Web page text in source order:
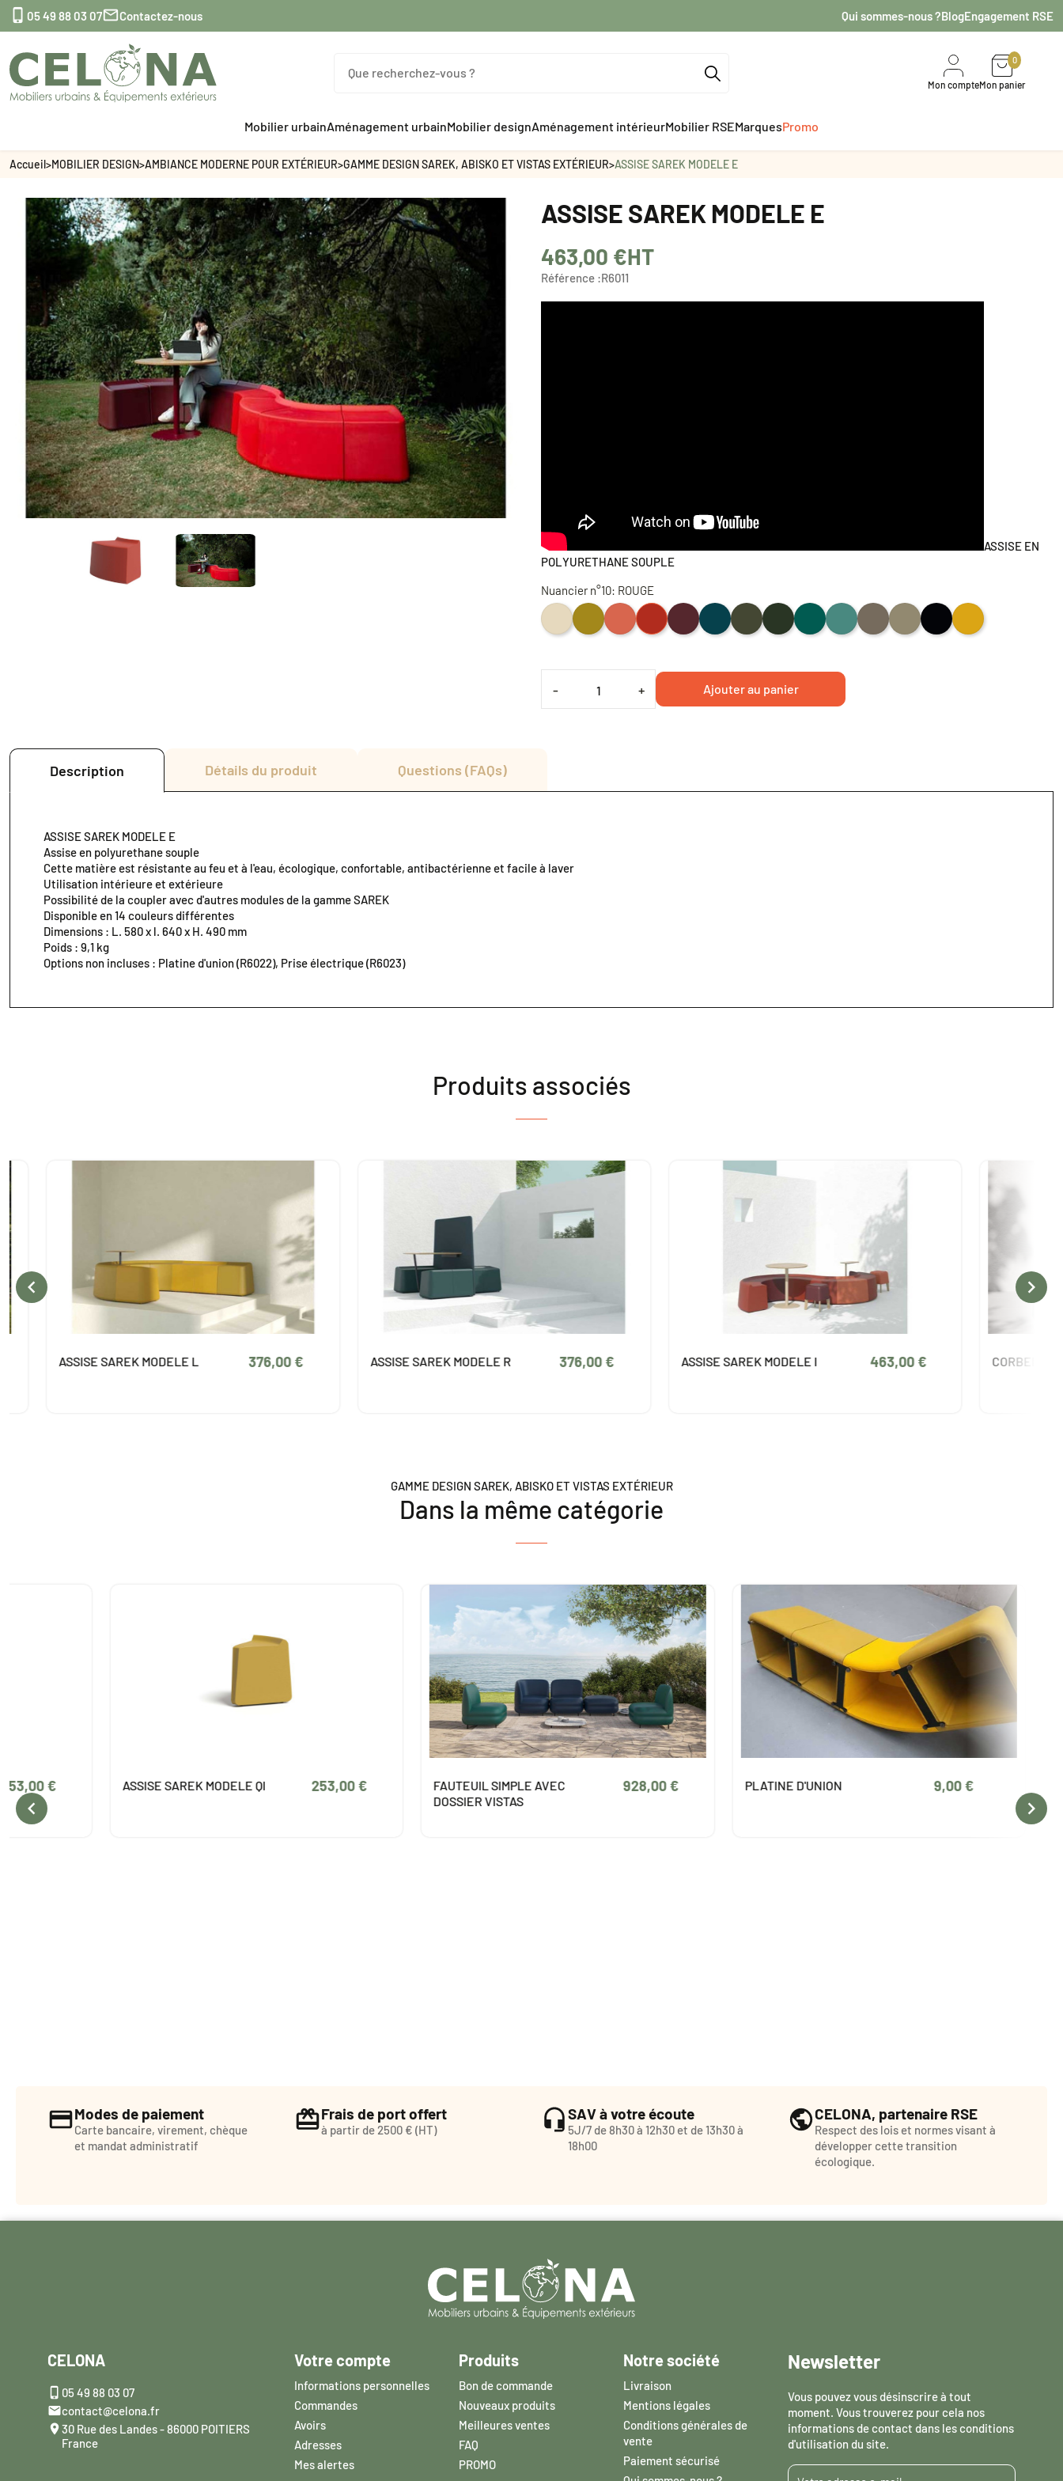
 05 49 88 03 07Contactez-nous Qui sommes-nous ?BlogEngagement RSE
Mon compte
0
Mon panier
Mobilier urbainAménagement urbainMobilier designAménagement intérieurMobilier RSEMarquesPromo
Accueil>MOBILIER DESIGN>AMBIANCE MODERNE POUR EXTÉRIEUR>GAMME DESIGN SAREK, ABISKO ET VISTAS EXTÉRIEUR>ASSISE SAREK MODELE E
ASSISE SAREK MODELE E
463,00 €HT
Référence :R6011
ASSISE EN
POLYURETHANE SOUPLE
Nuancier n°10: ROUGE
SABLEOLIVECORAILROUGEAUBERGINEBLEU OCEAN
KAKI VERT SAPINBLEU D'EAUTURQUOISE
PIERRETAUPENOIR MOUTARDE
- + Ajouter au panier
Description Détails du produit Questions (FAQs)
ASSISE SAREK MODELE E
Assise en polyurethane souple
Cette matière est résistante au feu et à l'eau, écologique, confortable, antibactérienne et facile à laver
Utilisation intérieure et extérieure
Possibilité de la coupler avec d'autres modules de la gamme SAREK
Disponible en 14 couleurs différentes
Dimensions : L. 580 x l. 640 x H. 490 mm
Poids : 9,1 kg
Options non incluses : Platine d'union (R6022), Prise électrique (R6023)
Produits associés
ASSISE SAREK MODELE L 376,00 € ASSISE SAREK MODELE R 376,00 € ASSISE SAREK MODELE I 463,00 € CORBEILLE SAREK
 
GAMME DESIGN SAREK, ABISKO ET VISTAS EXTÉRIEUR
Dans la même catégorie
ASSISE SAREK MODELE QI 253,00 €
FAUTEUIL SIMPLE AVEC
928,00 € PLATINE D'UNION 9,00 €
PACK N°2 VISTAS -
ASSISES CONFORT
 
Modes de paiement
Carte bancaire, virement, chèque
et mandat administratif
Frais de port offert
à partir de 2500 € (HT)
SAV à votre écoute
5J/7 de 8h30 à 12h30 et de 13h30 à
18h00
CELONA, partenaire RSE
Respect des lois et normes visant à
développer cette transition
écologique.
CELONA
 05 49 88 03 07
contact@celona.fr
30 Rue des Landes - 86000 POITIERS
France
Votre compte
Informations personnelles
Commandes
Avoirs
Adresses
Mes alertes
Produits
Bon de commande
Nouveaux produits
Meilleures ventes
FAQ
PROMO
Notre société
Livraison
Mentions légales
Conditions générales de
vente
Paiement sécurisé
Newsletter
Vous pouvez vous désinscrire à tout
moment. Vous trouverez pour cela nos
informations de contact dans les conditions
d'utilisation du site.